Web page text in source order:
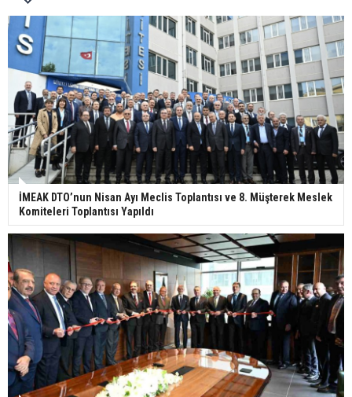
İMEAK DTO’nun Nisan Ayı Meclis Toplantısı ve 8. Müşterek Meslek
Komiteleri Toplantısı Yapıldı